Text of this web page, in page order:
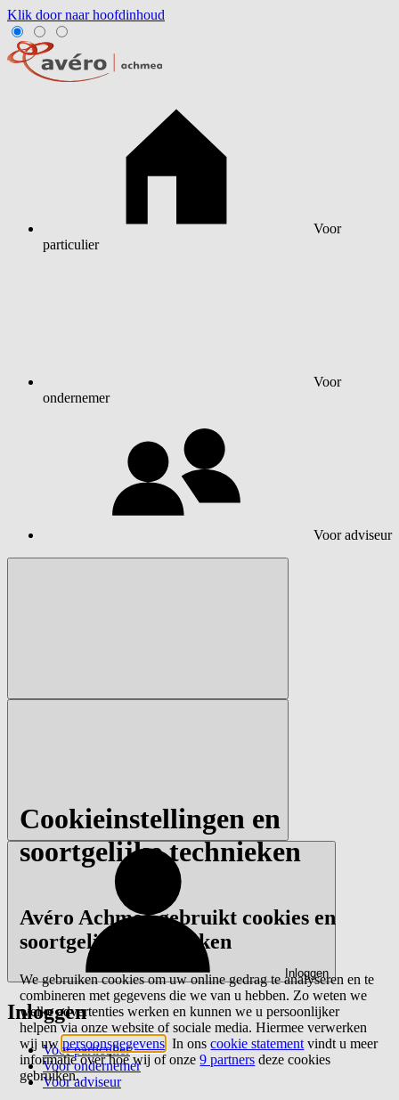
Klik door naar hoofdinhoud
Voor
particulier
Voor
ondernemer
Voor adviseur
Inloggen
Inloggen
Voor particulier
Voor ondernemer
Voor adviseur
Cookieinstellingen en
soortgelijke technieken
Avéro Achmea gebruikt cookies en
soortgelijke technieken
We gebruiken cookies om uw online gedrag te analyseren en te
combineren met gegevens die we van u hebben. Zo weten we
welke advertenties werken en kunnen we u persoonlijker
helpen via onze website of sociale media. Hiermee verwerken
wij uwpersoonsgegevens . In onscookie statement vindt u meer
informatie over hoe wij of onze9 partners deze cookies
gebruiken.